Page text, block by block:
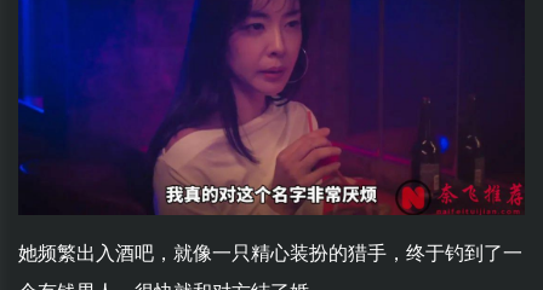
她频繁出入酒吧，就像一只精心装扮的猎手，终于钓到了一